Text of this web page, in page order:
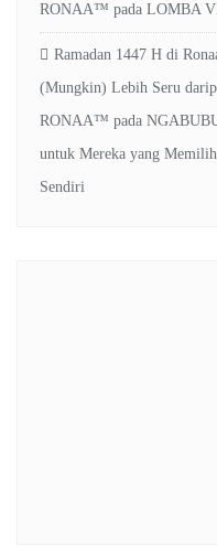
RONAA™ pada LOMBA
Ramadan 1447 H di
(Mungkin) Lebih Seru
RONAA™ pada
untuk Mereka yang
Sendiri